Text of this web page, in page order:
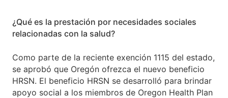
¿Qué es la prestación por necesidades sociales
relacionadas con la salud?
Como parte de la reciente exención 1115 del estado,
se aprobó que Oregón ofrezca el nuevo beneficio
HRSN. El beneficio HRSN se desarrolló para brindar
apoyo social a los miembros de Oregon Health Plan